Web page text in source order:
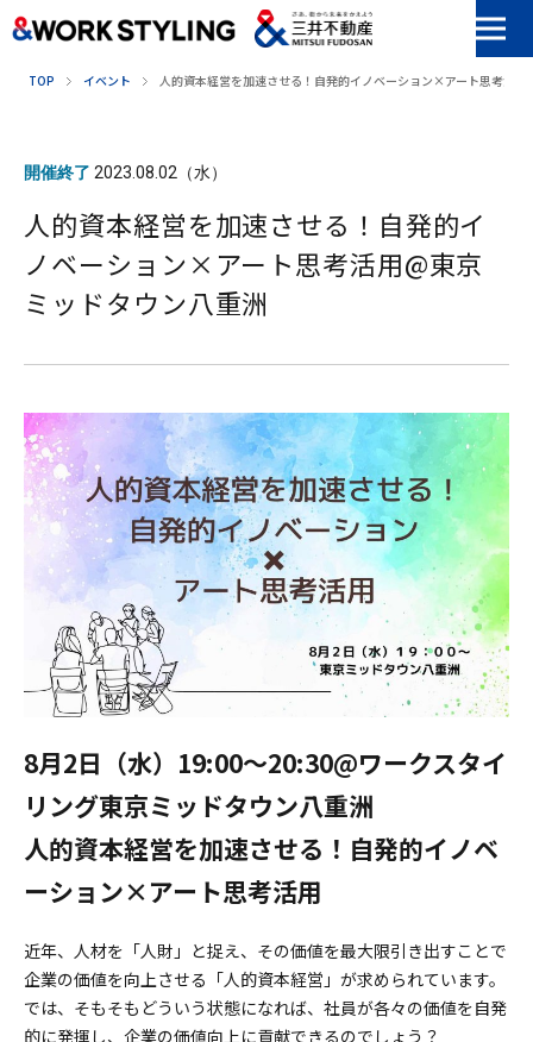
TOP イベント 人的資本経営を加速させる！自発的イノベーション×アート思考活用
開催終了 2023.08.02（水）
人的資本経営を加速させる！自発的イ
ノベーション×アート思考活用@東京
ミッドタウン八重洲
8月2日（水）19:00〜20:30@ワークスタイ
リング東京ミッドタウン八重洲
人的資本経営を加速させる！自発的イノベ
ーション×アート思考活用
近年、人材を「人財」と捉え、その価値を最大限引き出すことで
企業の価値を向上させる「人的資本経営」が求められています。
では、そもそもどういう状態になれば、社員が各々の価値を自発
的に発揮し、企業の価値向上に貢献できるのでしょう？